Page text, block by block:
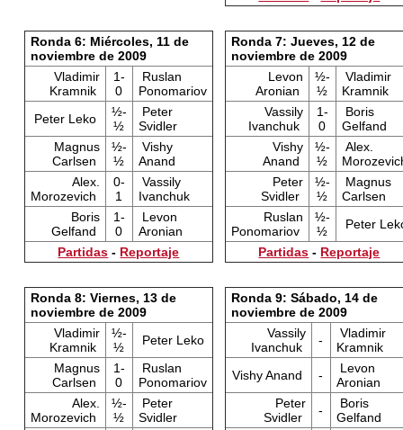
Ronda 6: Miércoles, 11 de
noviembre de 2009
Vladimir
Kramnik
1-
0
Ruslan
Ponomariov
Peter Leko
½-
½
Peter
Svidler
Magnus
Carlsen
½-
½
Vishy
Anand
Alex.
Morozevich
0-
1
Vassily
Ivanchuk
Boris
Gelfand
1-
0
Levon
Aronian
Partidas - Reportaje
Ronda 7: Jueves, 12 de
noviembre de 2009
Levon
Aronian
½-
½
Vladimir
Kramnik
Vassily
Ivanchuk
1-
0
Boris
Gelfand
Vishy
Anand
½-
½
Alex.
Peter
Svidler
½-
½
Magnus
Carlsen
Ruslan
Ponomariov
½-
½
Peter
Partidas - Reportaje
Ronda 8: Viernes, 13 de
noviembre de 2009
Vladimir
Kramnik
½-
½
Peter Leko
Magnus
Carlsen
1-
0
Ruslan
Ponomariov
Alex.
Morozevich
½-
½
Peter
Svidler
Ronda 9: Sábado, 14 de
noviembre de 2009
Vassily
Ivanchuk
-
Vladimir
Kramnik
Vishy Anand
-
Levon
Aronian
Peter
Svidler
-
Boris
Gelfand